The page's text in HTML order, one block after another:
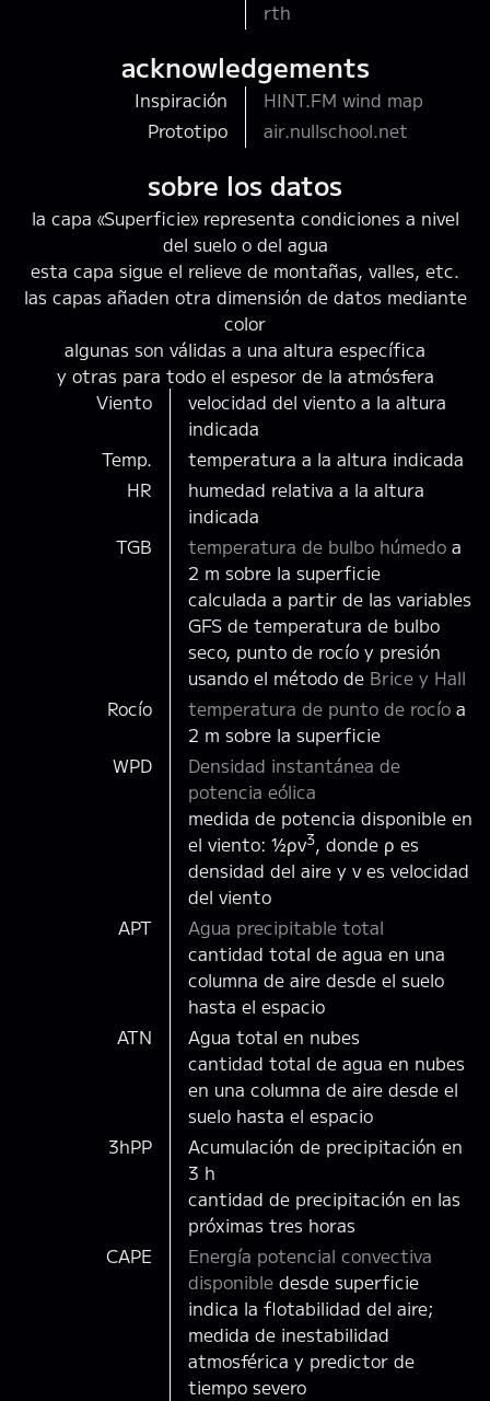
rth
acknowledgements
Inspiración
HINT.FM wind map
Prototipo
air.nullschool.net
sobre los datos
la capa «Superficie» representa condiciones a nivel
del suelo o del agua
esta capa sigue el relieve de montañas, valles, etc.
las capas añaden otra dimensión de datos mediante
color
algunas son válidas a una altura específica
y otras para todo el espesor de la atmósfera
Viento
velocidad del viento a la altura
indicada
Temp.
temperatura a la altura indicada
HR
humedad relativa a la altura
indicada
TGB
temperatura de bulbo húmedoa
2 m sobre la superficie
calculada a partir de las variables
GFS de temperatura de bulbo
seco, punto de rocío y presión
usando el método de Brice y Hall
Rocío
temperatura de punto de rocíoa
2 m sobre la superficie
WPD
Densidad instantánea de
potencia eólica
medida de potencia disponible en
el viento: ½ρv3, donde ρ es
densidad del aire y v es velocidad
del viento
APT
Agua precipitable total
cantidad total de agua en una
columna de aire desde el suelo
hasta el espacio
ATN
Agua total en nubes
cantidad total de agua en nubes
en una columna de aire desde el
suelo hasta el espacio
3hPP
Acumulación de precipitación en
3 h
cantidad de precipitación en las
próximas tres horas
CAPE
Energía potencial convectiva
disponibledesde superficie
indica la flotabilidad del aire;
medida de inestabilidad
atmosférica y predictor de
tiempo severo